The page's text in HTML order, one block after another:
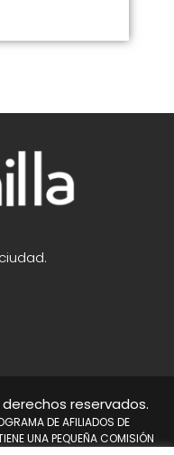
reservados.
DE AFILIADOS DE
UNA PEQUEÑA COMISIÓN